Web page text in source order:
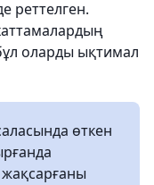
реттелген.
оларды ықтимал
өткен
жақсарғаны